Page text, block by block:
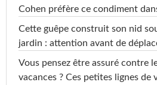
Cohen préfère ce condiment
Cette guêpe construit son nid
jardin : attention avant de
Vous pensez être assuré contre
vacances ? Ces petites lignes